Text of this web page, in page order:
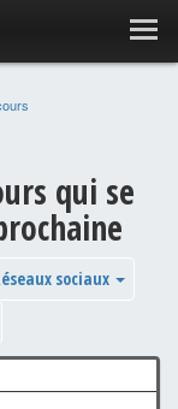
qui se
sociaux